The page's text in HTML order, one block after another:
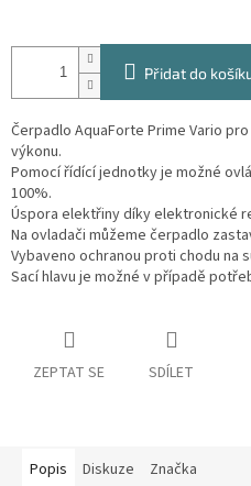
Přidat do
Čerpadlo AquaForte Prime Vario
výkonu.
Pomocí řídící jednotky je možné
100%.
Úspora elektřiny díky elektronické
Na ovladači můžeme čerpadlo
Vybaveno ochranou proti chodu na
Sací hlavu je možné v případě
ZEPTAT SE SDÍLET
Popis Diskuze Značka